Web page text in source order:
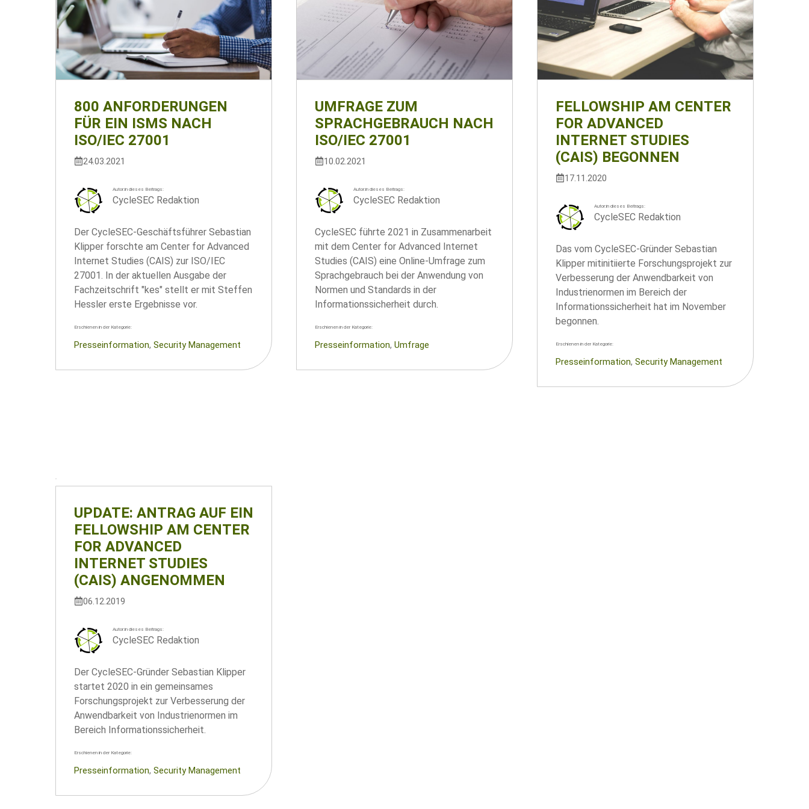
800 ANFORDERUNGEN
FÜR EIN ISMS NACH
ISO/IEC 27001
24.03.2021
Autor:in dieses Beitrags:
CycleSEC Redaktion
Der CycleSEC-Geschäftsführer Sebastian
Klipper forschte am Center for Advanced
Internet Studies (CAIS) zur ISO/IEC
27001. In der aktuellen Ausgabe der
Fachzeitschrift "kes" stellt er mit Steffen
Hessler erste Ergebnisse vor.
Erschienen in der Kategorie:
Presseinformation, Security Management
UMFRAGE ZUM
SPRACHGEBRAUCH NACH
ISO/IEC 27001
10.02.2021
Autor:in dieses Beitrags:
CycleSEC Redaktion
CycleSEC führte 2021 in Zusammenarbeit
mit dem Center for Advanced Internet
Studies (CAIS) eine Online-Umfrage zum
Sprachgebrauch bei der Anwendung von
Normen und Standards in der
Informationssicherheit durch.
Erschienen in der Kategorie:
Presseinformation, Umfrage
FELLOWSHIP AM CENTER
FOR ADVANCED
INTERNET STUDIES
(CAIS) BEGONNEN
17.11.2020
Autor:in dieses Beitrags:
CycleSEC Redaktion
Das vom CycleSEC-Gründer Sebastian
Klipper mitinitiierte Forschungsprojekt zur
Verbesserung der Anwendbarkeit von
Industrienormen im Bereich der
Informationssicherheit hat im November
begonnen.
Erschienen in der Kategorie:
Presseinformation, Security Management
UPDATE: ANTRAG AUF EIN
FELLOWSHIP AM CENTER
FOR ADVANCED
INTERNET STUDIES
(CAIS) ANGENOMMEN
06.12.2019
Autor:in dieses Beitrags:
CycleSEC Redaktion
Der CycleSEC-Gründer Sebastian Klipper
startet 2020 in ein gemeinsames
Forschungsprojekt zur Verbesserung der
Anwendbarkeit von Industrienormen im
Bereich Informationssicherheit.
Erschienen in der Kategorie:
Presseinformation, Security Management